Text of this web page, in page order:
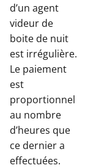
d’un agent
videur de
boite de nuit
est irrégulière.
Le paiement
est
proportionnel
au nombre
d’heures que
ce dernier a
effectuées.